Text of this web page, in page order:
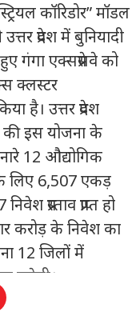
कॉरिडोर” मॉडल
प्रदेश में बुनियादी
गंगा एक्सप्रेसवे को
क्लस्टर
है। उत्तर प्रदेश
की इस योजना के
12 औद्योगिक
लिए 6,507 एकड़
प्रस्ताव प्राप्त हो
करोड़ के निवेश का
12 जिलों में
करेगी।
6,507 एकड़ का